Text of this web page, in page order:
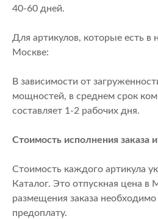
40-60 дней.
Для артикулов, которые есть в
Москве:
В зависимости от
мощностей, в среднем срок
составляет 1-2 рабочих дня.
Стоимость исполнения заказа
Стоимость каждого артикула
Каталог. Это отпускная цена
размещения заказа
предоплату.